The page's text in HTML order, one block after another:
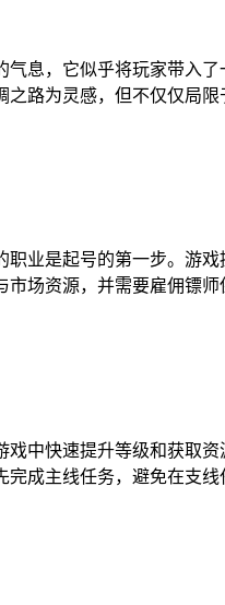
气息，它似乎将玩家带入
路为灵感，但不仅仅局
业是起号的第一步。游
场资源，并需要雇佣镖
中快速提升等级和获取
成主线任务，避免在支